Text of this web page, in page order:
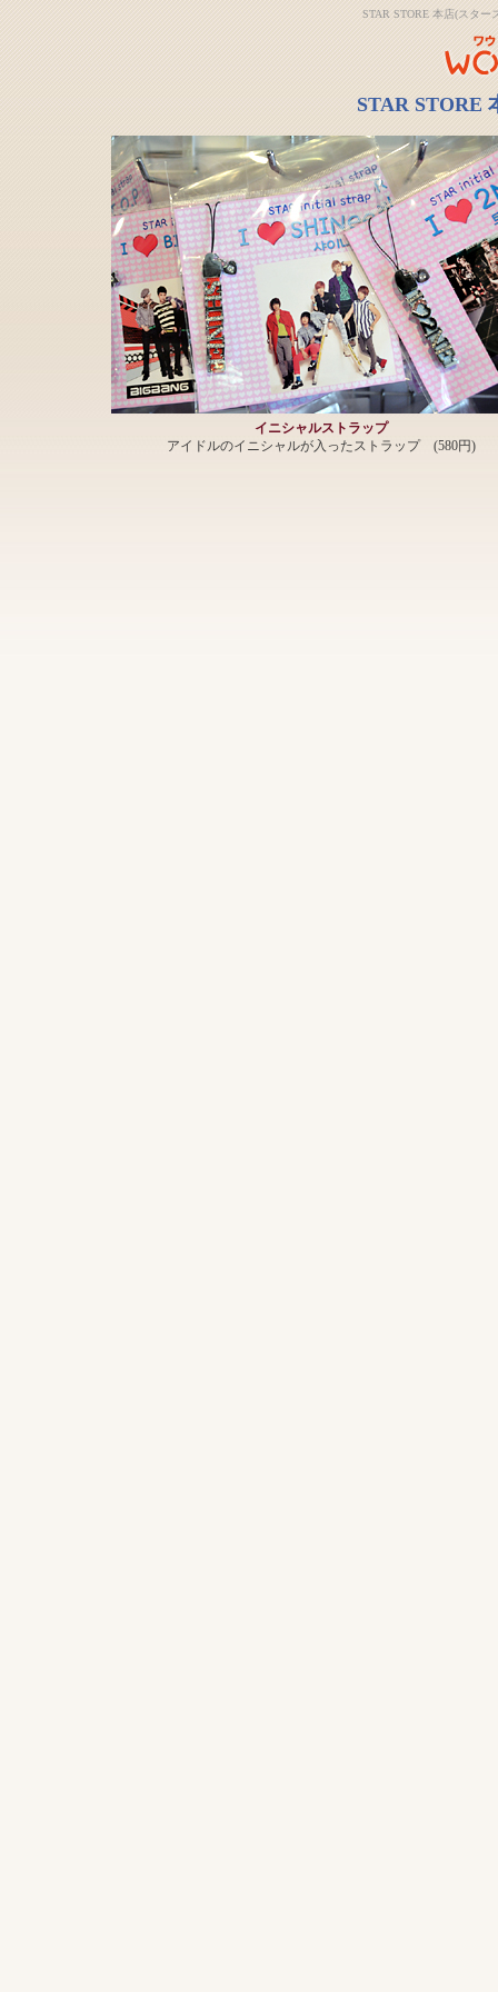
STAR STORE 本店(スタ
STAR STORE
イニシャルストラップ
アイドルのイニシャルが入ったストラップ (580円)